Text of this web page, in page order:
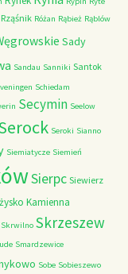
Rząśnik Różan Rąbież Rąblów
Sady
Sandau Sanniki Santok
Schiedam
Secymin Seelow
Seroki Sianno
Siemiatycze Siemień
Sierpc Siewierz
Kamienna
Skrwilno Skrzeszew
Smardzewice
Sobe Sobieszewo